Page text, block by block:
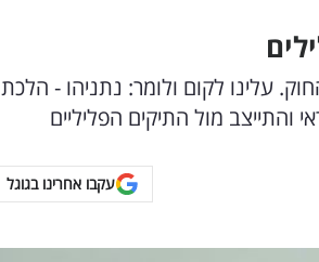
עלינו לקום ולומר: נתניהו - הלכת
מול התיקים הפליליים
עקבו אחרינו בגוגל